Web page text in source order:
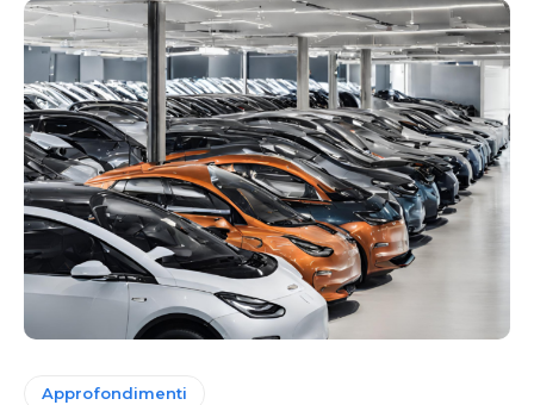
Approfondimenti